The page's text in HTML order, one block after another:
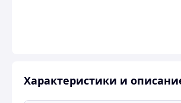
Характеристики и